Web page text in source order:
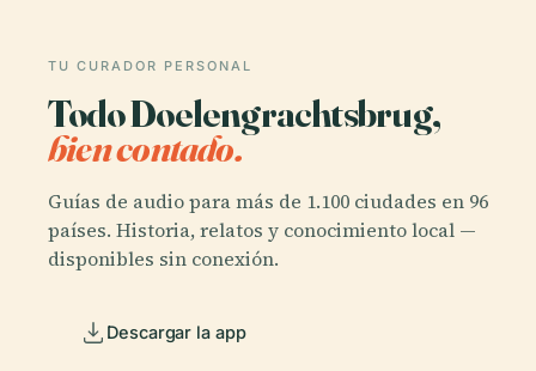
TU CURADOR PERSONAL
Todo Doelengrachtsbrug,
bien contado.
Guías de audio para más de 1.100 ciudades en 96
países. Historia, relatos y conocimiento local —
disponibles sin conexión.
Descargar la app